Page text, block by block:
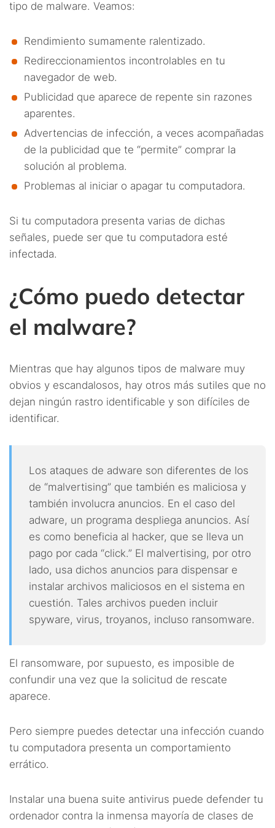
tipo de malware. Veamos:
Rendimiento sumamente ralentizado.
Redireccionamientos incontrolables en tu
navegador de web.
Publicidad que aparece de repente sin razones
aparentes.
Advertencias de infección, a veces acompañadas
de la publicidad que te “permite” comprar la
solución al problema.
Problemas al iniciar o apagar tu computadora.
Si tu computadora presenta varias de dichas
señales, puede ser que tu computadora esté
infectada.
¿Cómo puedo detectar
el malware?
Mientras que hay algunos tipos de malware muy
obvios y escandalosos, hay otros más sutiles que no
dejan ningún rastro identificable y son difíciles de
identificar.
Los ataques de adware son diferentes de los
de “malvertising” que también es maliciosa y
también involucra anuncios. En el caso del
adware, un programa despliega anuncios. Así
es como beneficia al hacker, que se lleva un
pago por cada “click.” El malvertising, por otro
lado, usa dichos anuncios para dispensar e
instalar archivos maliciosos en el sistema en
cuestión. Tales archivos pueden incluir
spyware, virus, troyanos, incluso ransomware.
El ransomware, por supuesto, es imposible de
confundir una vez que la solicitud de rescate
aparece.
Pero siempre puedes detectar una infección cuando
tu computadora presenta un comportamiento
errático.
Instalar una buena suite antivirus puede defender tu
ordenador contra la inmensa mayoría de clases de